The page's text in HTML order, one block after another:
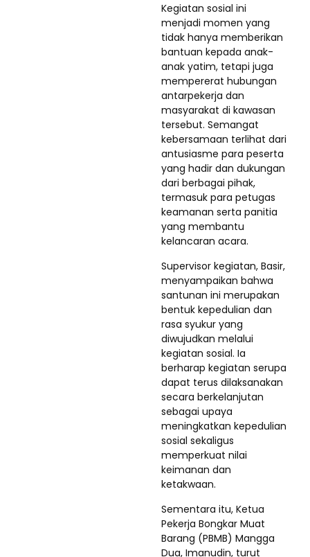
Kegiatan sosial ini
menjadi momen yang
tidak hanya memberikan
bantuan kepada anak-
anak yatim, tetapi juga
mempererat hubungan
antarpekerja dan
masyarakat di kawasan
tersebut. Semangat
kebersamaan terlihat dari
antusiasme para peserta
yang hadir dan dukungan
dari berbagai pihak,
termasuk para petugas
keamanan serta panitia
yang membantu
kelancaran acara.
Supervisor kegiatan, Basir,
menyampaikan bahwa
santunan ini merupakan
bentuk kepedulian dan
rasa syukur yang
diwujudkan melalui
kegiatan sosial. Ia
berharap kegiatan serupa
dapat terus dilaksanakan
secara berkelanjutan
sebagai upaya
meningkatkan kepedulian
sosial sekaligus
memperkuat nilai
keimanan dan
ketakwaan.
Sementara itu, Ketua
Pekerja Bongkar Muat
Barang (PBMB) Mangga
Dua, Imanudin, turut